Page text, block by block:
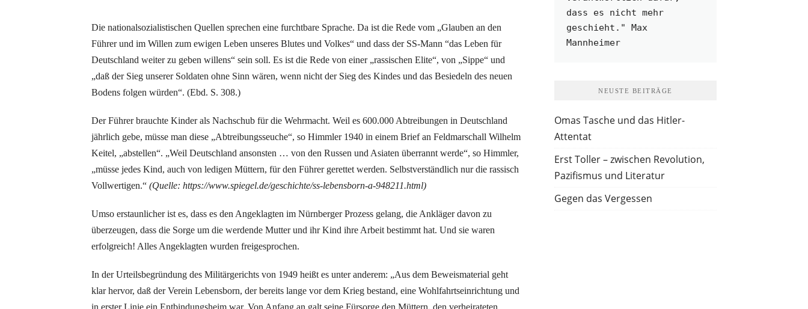
Die nationalsozialistischen Quellen sprechen eine furchtbare Sprache. Da ist die Rede vom „Glauben an den
Führer und im Willen zum ewigen Leben unseres Blutes und Volkes“ und dass der SS-Mann “das Leben für
Deutschland weiter zu geben willens“ sein soll. Es ist die Rede von einer „rassischen Elite“, von „Sippe“ und
„daß der Sieg unserer Soldaten ohne Sinn wären, wenn nicht der Sieg des Kindes und das Besiedeln des neuen
Bodens folgen würden“. (Ebd. S. 308.)
Der Führer brauchte Kinder als Nachschub für die Wehrmacht. Weil es 600.000 Abtreibungen in Deutschland
jährlich gebe, müsse man diese „Abtreibungsseuche“, so Himmler 1940 in einem Brief an Feldmarschall Wilhelm
Keitel, „abstellen“. „Weil Deutschland ansonsten … von den Russen und Asiaten überrannt werde“, so Himmler,
„müsse jedes Kind, auch von ledigen Müttern, für den Führer gerettet werden. Selbstverständlich nur die rassisch
Vollwertigen.“ (Quelle: https://www.spiegel.de/geschichte/ss-lebensborn-a-948211.html)
Umso erstaunlicher ist es, dass es den Angeklagten im Nürnberger Prozess gelang, die Ankläger davon zu
überzeugen, dass die Sorge um die werdende Mutter und ihr Kind ihre Arbeit bestimmt hat. Und sie waren
erfolgreich! Alles Angeklagten wurden freigesprochen.
In der Urteilsbegründung des Militärgerichts von 1949 heißt es unter anderem: „Aus dem Beweismaterial geht
klar hervor, daß der Verein Lebensborn, der bereits lange vor dem Krieg bestand, eine Wohlfahrtseinrichtung und
in erster Linie ein Entbindungsheim war. Von Anfang an galt seine Fürsorge den Müttern, den verheirateten
dass es nicht mehr
geschieht." Max
Mannheimer
NEUSTE BEITRÄGE
Omas Tasche und das Hitler-
Attentat
Erst Toller – zwischen Revolution,
Pazifismus und Literatur
Gegen das Vergessen